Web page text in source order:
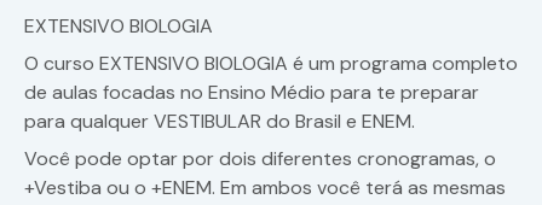
EXTENSIVO BIOLOGIA
O curso EXTENSIVO BIOLOGIA é um programa completo
de aulas focadas no Ensino Médio para te preparar
para qualquer VESTIBULAR do Brasil e ENEM.
Você pode optar por dois diferentes cronogramas, o
+Vestiba ou o +ENEM. Em ambos você terá as mesmas